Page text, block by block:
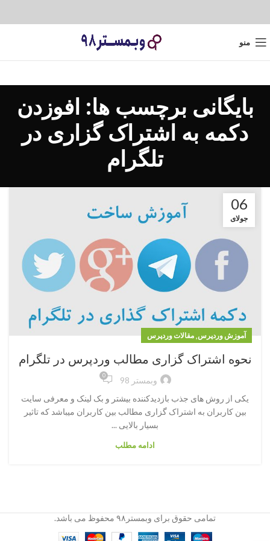
منو
بایگانی برچسب ها: افوزدن
دکمه به اشتراک گزاری در
تلگرام
06
جولای
آموزش وردپرس, مقالات وردپرس
نحوه اشتراک گزاری مطالب وردپرس در تلگرام
وبمستر 98 0
یکی از روش های جذب بازدیدکننده بیشتر و بک لینک و معرفی سایت
بین کاربران به اشتراک گزاری مطالب بین کاربران میباشد که تاثیر
بسیار بالایی ...
ادامه مطلب
تمامی حقوق برای وبمستر۹۸ محفوظ می باشد.